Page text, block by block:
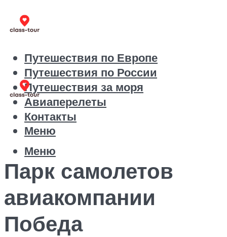
Путешествия по Европе
Путешествия по России
Путешествия за моря
Авиаперелеты
Контакты
Меню
Меню
Парк самолетов
авиакомпании
Победа